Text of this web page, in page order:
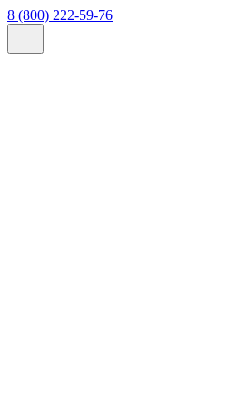
8 (800) 222-59-76